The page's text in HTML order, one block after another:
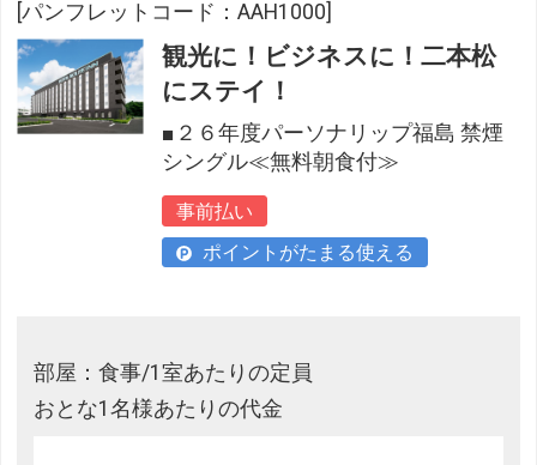
[パンフレットコード：AAH1000]
観光に！ビジネスに！二本松
にステイ！
■２６年度パーソナリップ福島 禁煙
シングル≪無料朝食付≫
事前払い
ポイントがたまる使える
部屋：食事/1室あたりの定員
おとな1名様あたりの代金